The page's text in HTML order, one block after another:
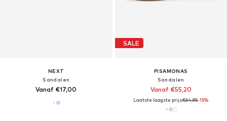
NEXT
Sandalen
Vanaf €17,00
SALE
PISAMONAS
Sandalen
Vanaf €55,20
Laatste laagste prijs:€64,95-15%